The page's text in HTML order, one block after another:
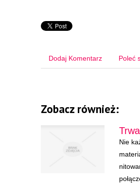
Dodaj Komentarz Poleć
Zobacz również:
Nie